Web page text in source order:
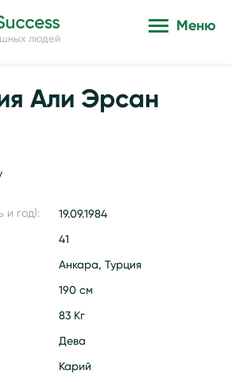
людей
Меню
Али Эрсан
и год): 19.09.1984
41
Анкара, Турция
190 см
83 Кг
Дева
Карий